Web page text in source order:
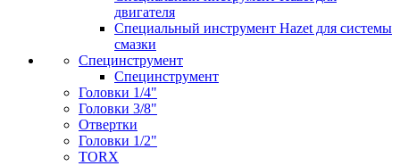
двигателя
Специальный инструмент Hazet для системы
смазки
Специнструмент
Специнструмент
Головки 1/4"
Головки 3/8"
Отвертки
Головки 1/2"
TORX